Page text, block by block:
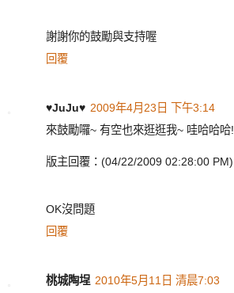
謝謝你的鼓勵與支持喔
回覆
♥JuJu♥ 2009年4月23日 下午3:14
來鼓勵囉~ 有空也來逛逛我~ 哇哈哈哈!
版主回覆：(04/22/2009 02:28:00 PM)
OK沒問題
回覆
桃城陶埕 2010年5月11日 清晨7:03